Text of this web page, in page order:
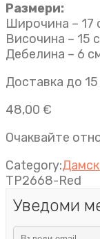
Размери:
Широчина – 17
Височина – 15
Дебелина – 6
Доставка до
48,00 €
Очаквайте
Category:
TP2668-Red
Уведоми